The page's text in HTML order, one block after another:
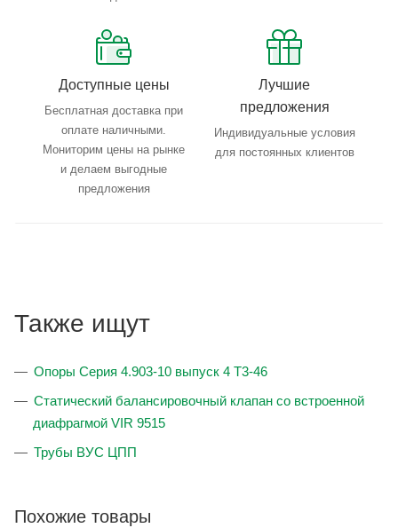
Доступные цены
Бесплатная доставка при
оплате наличными.
Мониторим цены на рынке
и делаем выгодные
предложения
Лучшие
предложения
Индивидуальные условия
для постоянных клиентов
Также ищут
Опоры Серия 4.903-10 выпуск 4 Т3-46
Статический балансировочный клапан со встроенной
диафрагмой VIR 9515
Трубы ВУС ЦПП
Похожие товары